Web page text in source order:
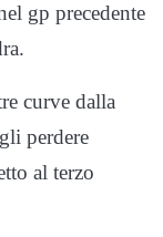
gp precedente
curve dalla
perdere
al terzo